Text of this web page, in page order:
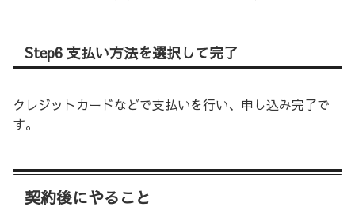
Step6 支払い方法を選択して完了
クレジットカードなどで支払いを行い、申し込み完了で
す。
契約後にやること